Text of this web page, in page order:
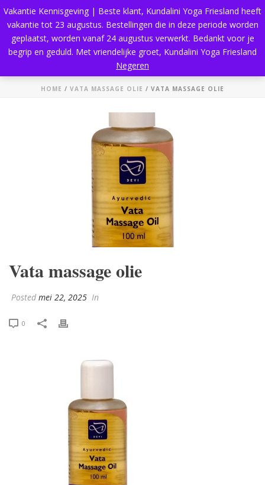
HOME / VATA MASSAGE OLIE / VATA MASSAGE OLIE
Vata massage olie
Posted mei 22, 2025 In
0
Vakantie Kennisgeving | Beste klant, Kundalini Yoga Friesland heeft
vakantie tot 23 augustus. Bestellingen die in deze periode worden
geplaatst, worden vanaf 24 augustus verwerkt. Bedankt voor je
begrip en geduld. Met vriendelijke groet, Kundalini Yoga Friesland
Negeren